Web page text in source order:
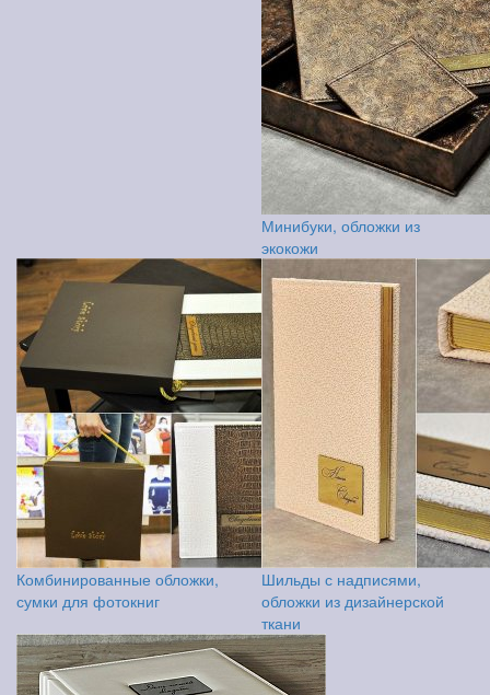
Минибуки, обложки из
экокожи
Комбинированные обложки,
сумки для фотокниг
Шильды с надписями,
обложки из дизайнерской
ткани